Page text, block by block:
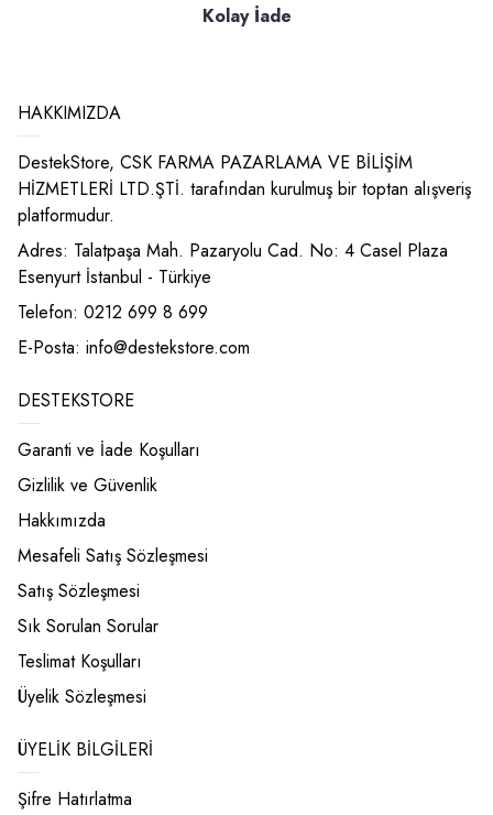
Kolay İade
HAKKIMIZDA
DestekStore, CSK FARMA PAZARLAMA VE BİLİŞİM
HİZMETLERİ LTD.ŞTİ. tarafından kurulmuş bir toptan alışveriş
platformudur.
Adres: Talatpaşa Mah. Pazaryolu Cad. No: 4 Casel Plaza
Esenyurt İstanbul - Türkiye
Telefon: 0212 699 8 699
E-Posta: info@destekstore.com
DESTEKSTORE
Garanti ve İade Koşulları
Gizlilik ve Güvenlik
Hakkımızda
Mesafeli Satış Sözleşmesi
Satış Sözleşmesi
Sık Sorulan Sorular
Teslimat Koşulları
Üyelik Sözleşmesi
ÜYELIK BILGILERI
Şifre Hatırlatma